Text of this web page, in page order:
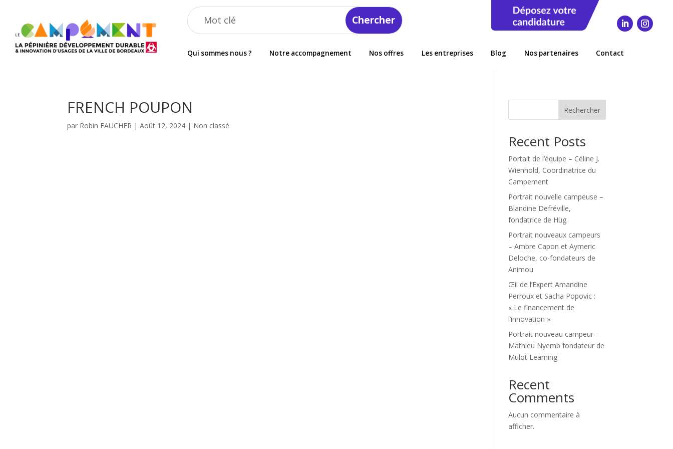
Qui sommes nous ? Notre accompagnement Nos offres Les entreprises Blog Nos partenaires Contact
FRENCH POUPON
par Robin FAUCHER |Août 12, 2024 | Non classé
Rechercher
Recent Posts
Portait de l’équipe – Céline J.
Wienhold, Coordinatrice du
Campement
Portrait nouvelle campeuse –
Blandine Defréville,
fondatrice de Hüg
Portrait nouveaux campeurs
– Ambre Capon et Aymeric
Deloche, co-fondateurs de
Animou
Œil de l’Expert Amandine
Perroux et Sacha Popovic :
« Le financement de
l’innovation »
Portrait nouveau campeur –
Mathieu Nyemb fondateur de
Mulot Learning
Recent
Comments
Aucun commentaire à
afficher.